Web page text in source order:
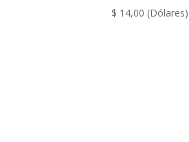
$ 14,00 (Dólares)